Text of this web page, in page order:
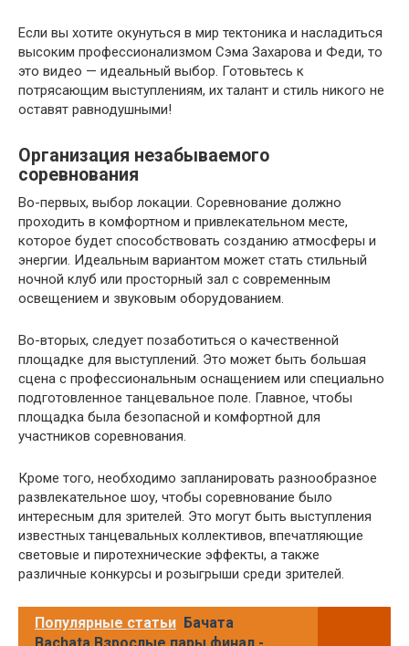
Если вы хотите окунуться в мир тектоника и насладиться
высоким профессионализмом Сэма Захарова и Феди, то
это видео — идеальный выбор. Готовьтесь к
потрясающим выступлениям, их талант и стиль никого не
оставят равнодушными!
Организация незабываемого
соревнования
Во-первых, выбор локации. Соревнование должно
проходить в комфортном и привлекательном месте,
которое будет способствовать созданию атмосферы и
энергии. Идеальным вариантом может стать стильный
ночной клуб или просторный зал с современным
освещением и звуковым оборудованием.
Во-вторых, следует позаботиться о качественной
площадке для выступлений. Это может быть большая
сцена с профессиональным оснащением или специально
подготовленное танцевальное поле. Главное, чтобы
площадка была безопасной и комфортной для
участников соревнования.
Кроме того, необходимо запланировать разнообразное
развлекательное шоу, чтобы соревнование было
интересным для зрителей. Это могут быть выступления
известных танцевальных коллективов, впечатляющие
световые и пиротехнические эффекты, а также
различные конкурсы и розыгрыши среди зрителей.
Популярные статьи Бачата